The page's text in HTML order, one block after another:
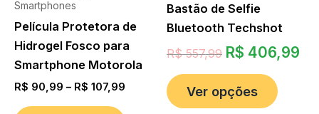
Smartphones
Película Protetora de
Hidrogel Fosco para
Smartphone Motorola
R$ 90,99 – R$ 107,99
Bastão de Selfie
Bluetooth Techshot
R$557,99 R$ 406,99
Ver opções